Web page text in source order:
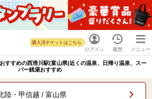
ログイン
購入済チケットはこちら
履歴 メニュー
すすめの西滑川駅(富山県)近くの温泉、日帰り温泉、スー
パー銭湯おすすめ
陸・甲信越 / 富山県